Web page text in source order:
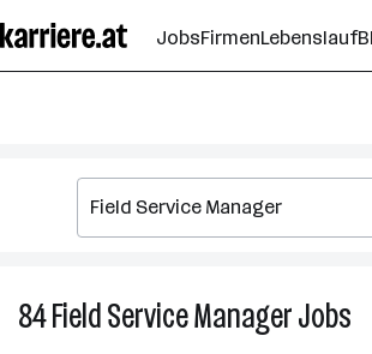
Seiteninhalt
springen
JobsFirmenLebenslauf
84Field Service ManagerJobs